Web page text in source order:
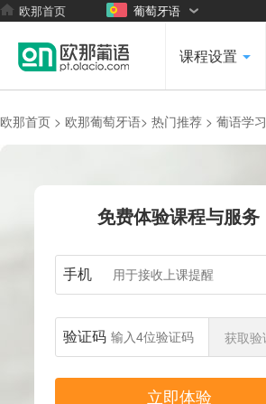
欧那首页 葡萄牙语
课程设置
欧那首页 > 欧那葡萄牙语> 热门推荐 > 葡语学习
免费体验课程与服务